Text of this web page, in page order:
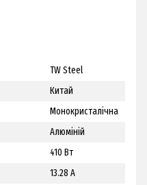
TW Steel
Китай
Монокристалічна
Алюміній
410 Вт
13.28 А